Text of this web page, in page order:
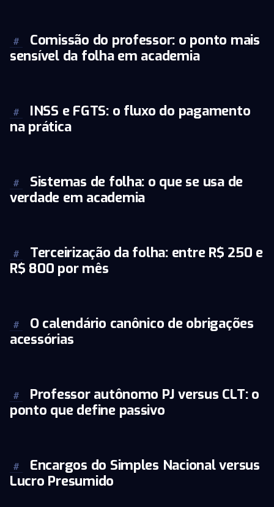
#
Comissão do professor: o ponto mais
sensível da folha em academia
#
INSS e FGTS: o fluxo do pagamento
na prática
#
Sistemas de folha: o que se usa de
verdade em academia
#
Terceirização da folha: entre R$ 250 e
R$ 800 por mês
#
O calendário canônico de obrigações
acessórias
#
Professor autônomo PJ versus CLT: o
ponto que define passivo
#
Encargos do Simples Nacional versus
Lucro Presumido